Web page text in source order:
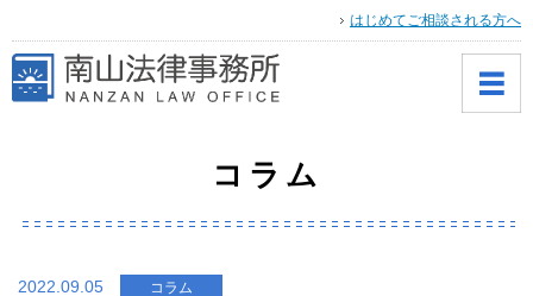
はじめてご相談される方へ
コラム
2022.09.05 コラム